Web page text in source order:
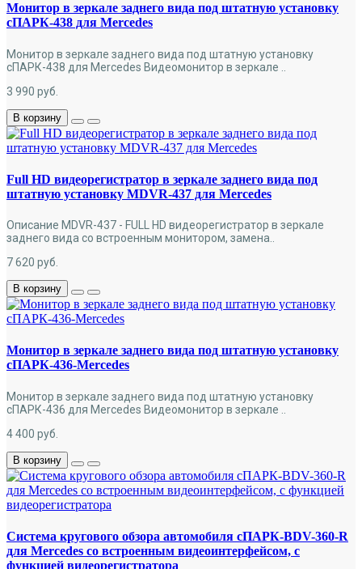
Монитор в зеркале заднего вида под штатную установку
сПАРК-438 для Mercedes
Монитор в зеркале заднего вида под штатную установку
сПАРК-438 для Mercedes Видеомонитор в зеркале ..
3 990 руб.
В корзину
Full HD видеорегистратор в зеркале заднего вида под
штатную установку MDVR-437 для Mercedes
Описание MDVR-437 - FULL HD видеорегистратор в зеркале
заднего вида со встроенным монитором, замена..
7 620 руб.
В корзину
Монитор в зеркале заднего вида под штатную установку
сПАРК-436-Mercedes
Монитор в зеркале заднего вида под штатную установку
сПАРК-436 для Mercedes Видеомонитор в зеркале ..
4 400 руб.
В корзину
Cистема кругового обзора автомобиля сПАРК-BDV-360-R
для Mercedes со встроенным видеоинтерфейсом, с
функцией видеорегистратора